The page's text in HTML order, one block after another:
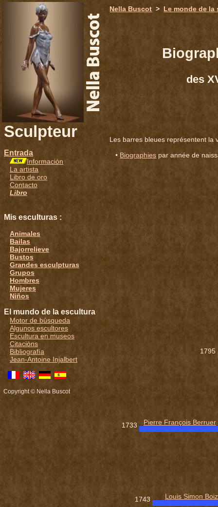
Sculpteur
Entrada
Informaciòn
La artista
Libro de oro
Contacto
Libro
Mis esculturas :
Animales
Bailas
Bajorrelieve
Bustos
Grandes esculpturas
Grupos
Hombres
Mujeres
Niños
El mundo de la escultura
Motor de búsqueda
Algunos escultores
Escultura en museos
Citaciòns
Bibliografía
Jean-Antoine Injalbert
Copyright © Nella Buscot
Nella Buscot > Le monde de la
des
Les barres bleues représentent la
• Biographies par année de
1795
1733 Pierre François Berruer
1743 Louis Simon